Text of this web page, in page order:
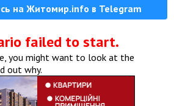
на Житомир.info в Telegram
failed to start.
you might want to look at the
out why.